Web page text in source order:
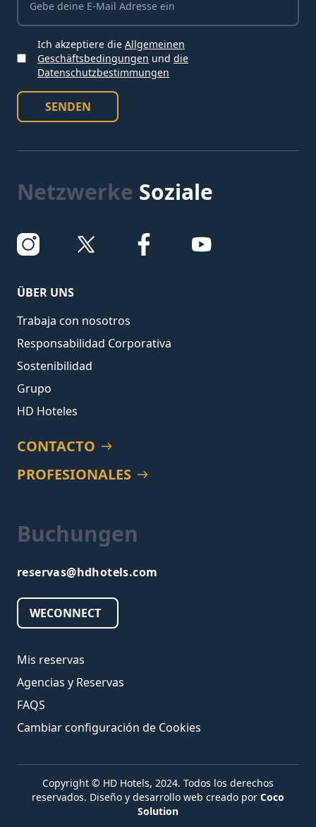
Ich akzeptiere die Bedingungen
Ich akzeptiere die Allgemeinen
Geschäftsbedingungen und die
Datenschutzbestimmungen
SENDEN
Netzwerke Soziale
ÜBER UNS
Trabaja con nosotros
Responsabilidad Corporativa
Sostenibilidad
Grupo
HD Hoteles
CONTACTO
PROFESIONALES
Buchungen
reservas@hdhotels.com
WECONNECT
Mis reservas
Agencias y Reservas
FAQS
Cambiar configuración de Cookies
Copyright © HD Hotels, 2024. Todos los derechos
reservados. Diseño y desarrollo web creado por Coco
Solution